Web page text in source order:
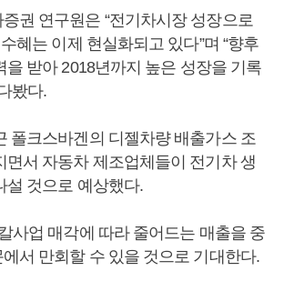
권 연구원은 “전기차시장 성장으로
혜는 이제 현실화되고 있다”며 “향후
을 받아 2018년까지 높은 성장을 기록
봤다.
폴크스바겐의 디젤차량 배출가스 조
면서 자동차 제조업체들이 전기차 생
설 것으로 예상했다.
사업 매각에 따라 줄어드는 매출을 중
서 만회할 수 있을 것으로 기대한다.